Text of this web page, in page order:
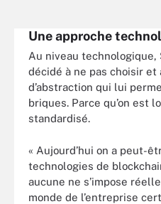
Une approche
Au niveau technologique,
décidé à ne pas choisir et
d’abstraction qui lui
briques. Parce qu’on est
standardisé.
« Aujourd’hui on a peut-
technologies de
aucune ne s’impose
monde de l’entreprise